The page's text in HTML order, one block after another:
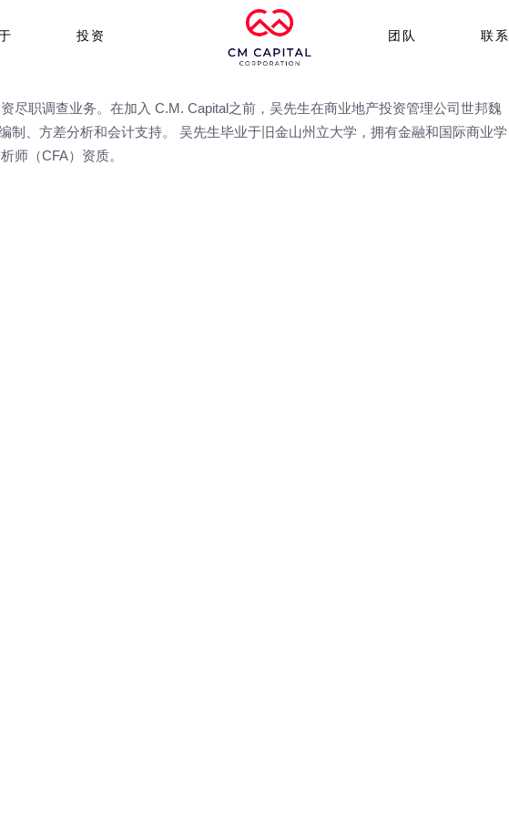
投资 团队 联系
尽职调查业务。在加入 C.M. Capital之前，吴先生在商业地产投资管理公司世邦魏
制、方差分析和会计支持。 吴先生毕业于旧金山州立大学，拥有金融和国际商业学
师（CFA）资质。